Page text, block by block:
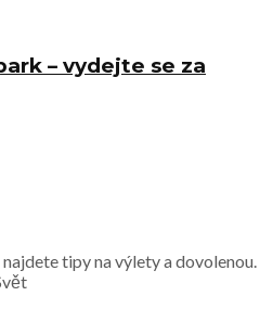
– vydejte se za
tipy na výlety a dovolenou.